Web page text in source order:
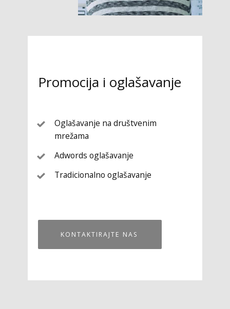
Promocija i oglašavanje
Oglašavanje na društvenim
mrežama
Adwords oglašavanje
Tradicionalno oglašavanje
KONTAKTIRAJTE NAS